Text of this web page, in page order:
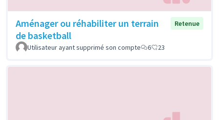
Aménager ou réhabiliter un terrain
de basketball
Retenue
Utilisateur ayant supprimé son compte 6 23